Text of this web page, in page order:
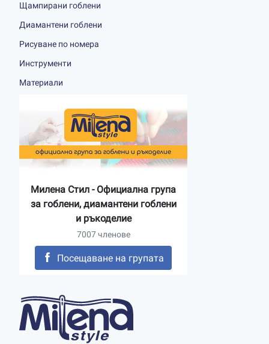
Щампирани гоблени
Диамантени гоблени
Рисуване по номера
Инструменти
Материали
Милена Стил - Официална група
за гоблени, диамантени гоблени
и ръкоделие
7007 членове
Посещаване на групата